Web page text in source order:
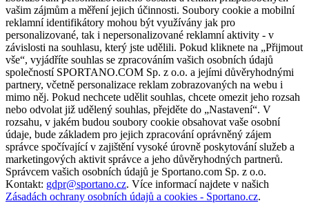
vašim zájmům a měření jejich účinnosti. Soubory cookie a mobilní
reklamní identifikátory mohou být využívány jak pro
personalizované, tak i nepersonalizované reklamní aktivity - v
závislosti na souhlasu, který jste udělili. Pokud kliknete na „Přijmout
vše“, vyjádříte souhlas se zpracováním vašich osobních údajů
společností SPORTANO.COM Sp. z o.o. a jejími důvěryhodnými
partnery, včetně personalizace reklam zobrazovaných na webu i
mimo něj. Pokud nechcete udělit souhlas, chcete omezit jeho rozsah
nebo odvolat již udělený souhlas, přejděte do „Nastavení“. V
rozsahu, v jakém budou soubory cookie obsahovat vaše osobní
údaje, bude základem pro jejich zpracování oprávněný zájem
správce spočívající v zajištění vysoké úrovně poskytování služeb a
marketingových aktivit správce a jeho důvěryhodných partnerů.
Správcem vašich osobních údajů je Sportano.com Sp. z o.o.
Kontakt: gdpr@sportano.cz. Více informací najdete v našich
Zásadách ochrany osobních údajů a cookies - Sportano.cz.